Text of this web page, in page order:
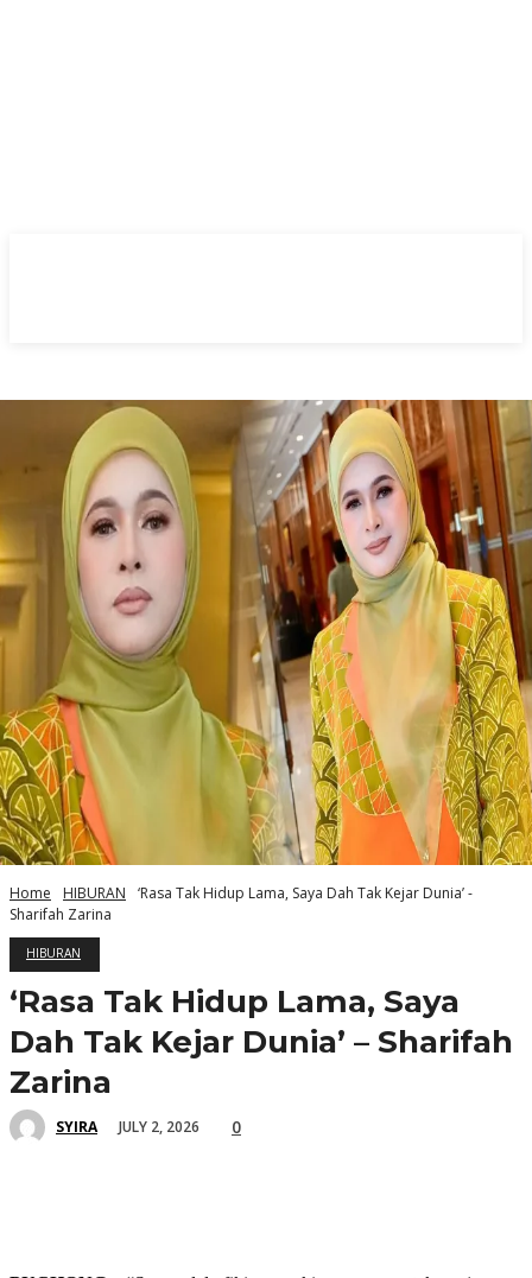
Home HIBURAN
‘Rasa Tak Hidup Lama, Saya Dah Tak Kejar Dunia’ -
Sharifah Zarina
HIBURAN
‘Rasa Tak Hidup Lama, Saya
Dah Tak Kejar Dunia’ – Sharifah
Zarina
SYIRA JULY 2, 2026 0